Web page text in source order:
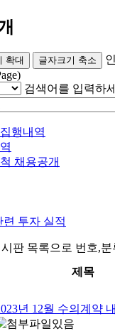
확대 글자크기 축소
검색어를 입력하
행내역
채용공개
련 투자 실적
판 목록으로 번호,
제목
년 12월 수의계약